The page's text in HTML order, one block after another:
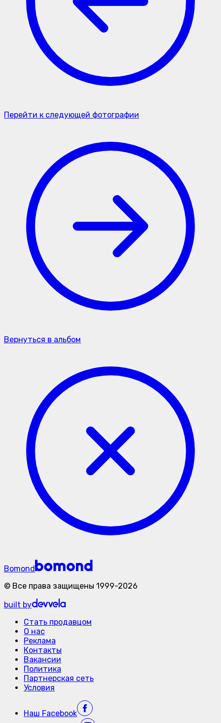
Перейти к следующей фотографии
Вернуться в альбом
Bomond
© Все права защищены 1999-2026
built by
Стать продавцом
О нас
Реклама
Контакты
Вакансии
Политика
Партнерская сеть
Условия
Наш Facebook